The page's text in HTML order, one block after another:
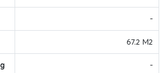
-
67.2 M2
-